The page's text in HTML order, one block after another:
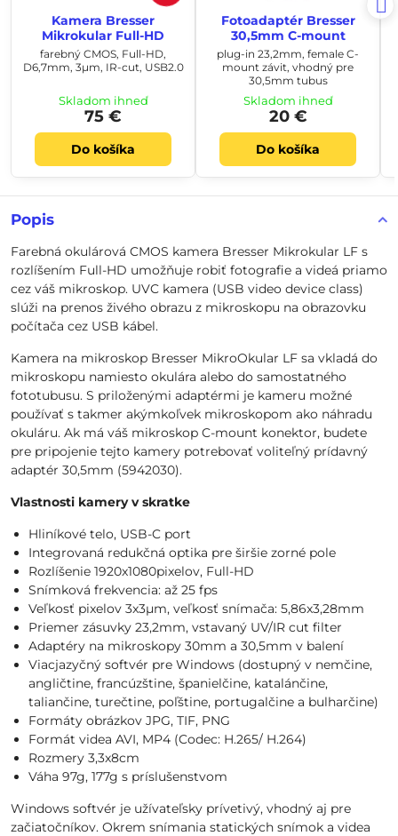
Popis
Farebná okulárová CMOS kamera Bresser Mikrokular LF s
rozlíšením Full-HD umožňuje robiť fotografie a videá priamo
cez váš mikroskop. UVC kamera (USB video device class)
slúži na prenos živého obrazu z mikroskopu na obrazovku
počítača cez USB kábel.
Kamera na mikroskop Bresser MikroOkular LF sa vkladá do
mikroskopu namiesto okulára alebo do samostatného
fototubusu. S priloženými adaptérmi je kameru možné
používať s takmer akýmkoľvek mikroskopom ako náhradu
okuláru. Ak má váš mikroskop C-mount konektor, budete
pre pripojenie tejto kamery potrebovať voliteľný prídavný
adaptér 30,5mm (5942030).
Vlastnosti kamery v skratke
Hliníkové telo, USB-C port
Integrovaná redukčná optika pre širšie zorné pole
Rozlíšenie 1920x1080pixelov, Full-HD
Snímková frekvencia: až 25 fps
Veľkosť pixelov 3x3µm, veľkosť snímača: 5,86x3,28mm
Priemer zásuvky 23,2mm, vstavaný UV/IR cut filter
Adaptéry na mikroskopy 30mm a 30,5mm v balení
Viacjazyčný softvér pre Windows (dostupný v nemčine,
angličtine, francúzštine, španielčine, katalánčine,
taliančine, turečtine, poľštine, portugalčine a bulharčine)
Formáty obrázkov JPG, TIF, PNG
Formát videa AVI, MP4 (Codec: H.265/ H.264)
Rozmery 3,3x8cm
Váha 97g, 177g s príslušenstvom
Windows softvér je užívateľsky prívetivý, vhodný aj pre
začiatočníkov. Okrem snímania statických snímok a videa
Kamera Bresser
Mikrokular Full-HD
farebný CMOS, Full-HD,
D6,7mm, 3µm, IR-cut, USB2.0
Skladom ihneď
75 €
Do košíka
Fotoadaptér Bresser
30,5mm C-mount
plug-in 23,2mm, female C-
mount závit, vhodný pre
30,5mm tubus
Skladom ihneď
20 €
Do košíka